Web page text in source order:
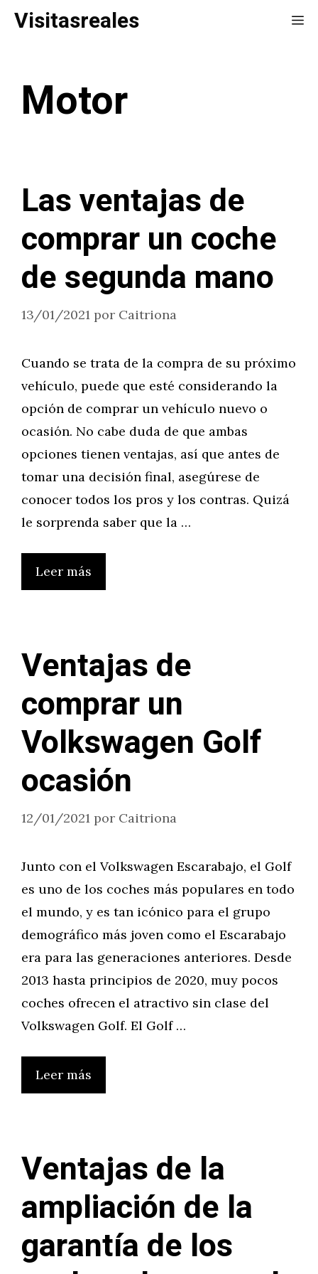
Saltar
Visitasreales
Motor
Las ventajas de
comprar un coche
de segunda mano
13/01/2021 por Caitriona
Cuando se trata de la compra de su próximo
vehículo, puede que esté considerando la
opción de comprar un vehículo nuevo o
ocasión. No cabe duda de que ambas
opciones tienen ventajas, así que antes de
tomar una decisión final, asegúrese de
conocer todos los pros y los contras. Quizá
le sorprenda saber que la …
Leer más
Ventajas de
comprar un
Volkswagen Golf
ocasión
12/01/2021 por Caitriona
Junto con el Volkswagen Escarabajo, el Golf
es uno de los coches más populares en todo
el mundo, y es tan icónico para el grupo
demográfico más joven como el Escarabajo
era para las generaciones anteriores. Desde
2013 hasta principios de 2020, muy pocos
coches ofrecen el atractivo sin clase del
Volkswagen Golf. El Golf …
Leer más
Ventajas de la
ampliación de la
garantía de los